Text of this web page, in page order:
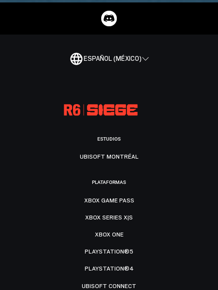
ESPAÑOL (MÉXICO)
ESTUDIOS
UBISOFT MONTRÉAL
PLATAFORMAS
XBOX GAME PASS
XBOX SERIES X|S
XBOX ONE
PLAYSTATION®5
PLAYSTATION®4
UBISOFT CONNECT